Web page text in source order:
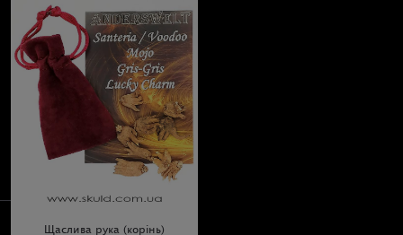
Щаслива рука (корінь)